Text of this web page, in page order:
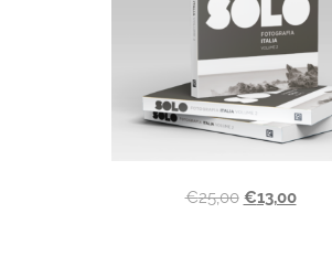
€25,00 €13,00